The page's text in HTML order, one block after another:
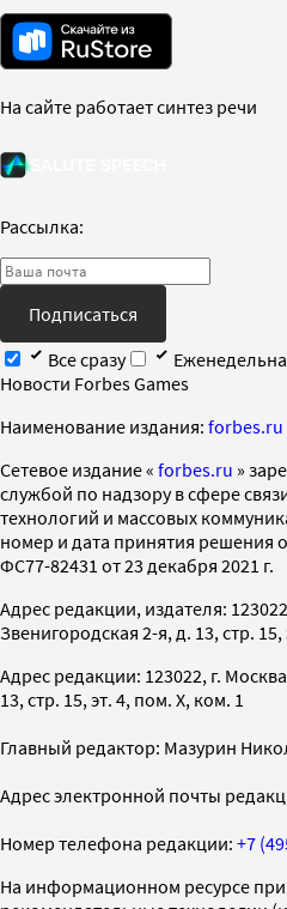
На сайте работает синтез речи
Рассылка:
Подписаться
Все сразу
Новости Forbes Games
Наименование издания: forbes.ru
Cетевое издание « forbes.ru »
службой по надзору в сфере
технологий и массовых
номер и дата принятия решения
ФС77-82431 от 23 декабря 2021 г.
Адрес редакции, издателя:
Звенигородская 2-я, д. 13, стр. 15,
Адрес редакции: 123022, г.
13, стр. 15, эт. 4, пом. X, ком. 1
Главный редактор: Мазурин
Адрес электронной почты
Номер телефона редакции: +7
На информационном ресурсе